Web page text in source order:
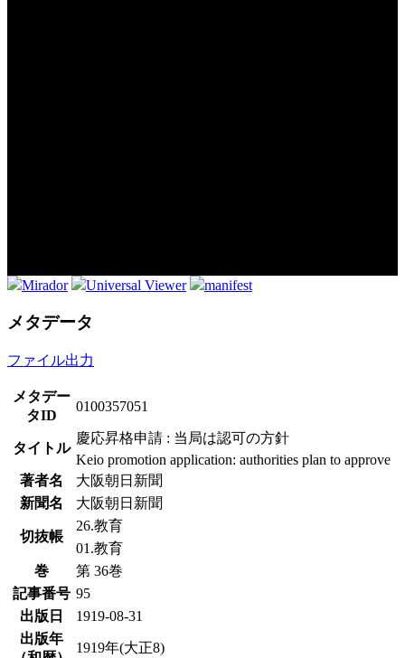
Mirador Universal Viewer manifest
メタデータ
ファイル出力
メタデー
タID
0100357051
タイトル
慶応昇格申請 : 当局は認可の方針
Keio promotion application: authorities plan to approve
著者名
大阪朝日新聞
新聞名
大阪朝日新聞
切抜帳
26.教育
01.教育
巻
第 36巻
記事番号 95
出版日
1919-08-31
出版年
1919年(大正8)